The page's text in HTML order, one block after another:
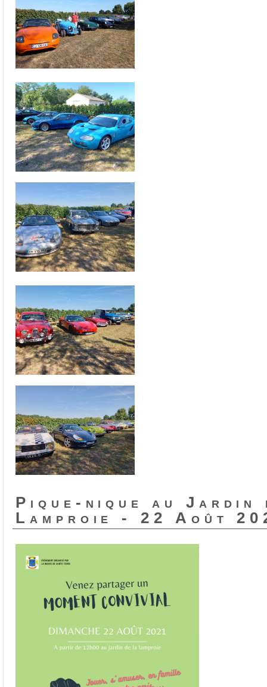
Pique-nique au Jardin
Lamproie - 22 Août